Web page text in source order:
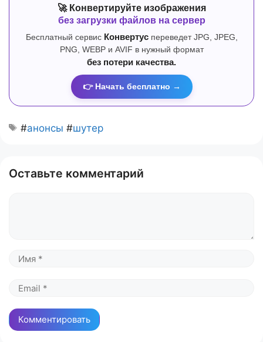
🚀 Конвертируйте изображения
без загрузки файлов на сервер
Бесплатный сервис Конвертуспереведет JPG, JPEG,
PNG, WEBP и AVIF в нужный формат
без потери качества.
👉 Начать бесплатно →
#анонсы #шутер
Оставьте комментарий
Имя
Email